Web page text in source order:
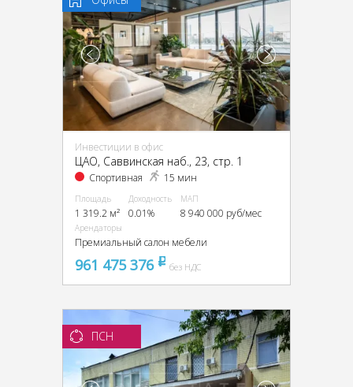
Инвестиции в офис
ЦАО, Саввинская наб., 23, стр. 1
Спортивная 15 мин
Площадь
1 319.2 м²
Доходность
0.01%
МАП
8 940 000 руб/мес
Арендаторы
Премиальный салон мебели
961 475 376 pуббез НДС
ПСН